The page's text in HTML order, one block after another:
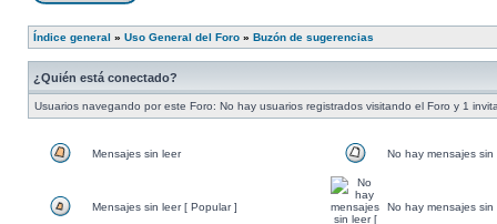
Índice general » Uso General del Foro » Buzón de sugerencias
¿Quién está conectado?
Usuarios navegando por este Foro: No hay usuarios registrados visitando el Foro y 1
Mensajes sin leer No hay mensajes sin
Mensajes sin leer [ Popular ] No hay mensajes